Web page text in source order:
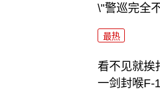
\"警巡完全
最热
看不见就挨
一剑封喉F-